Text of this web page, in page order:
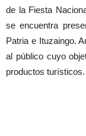
de la Fiesta
se encuentra
Patria e Ituzaingo.
al público cuyo
productos turísticos.